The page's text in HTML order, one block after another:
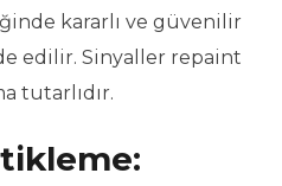
kararlı ve güvenilir
edilir. Sinyaller repaint
tutarlıdır.